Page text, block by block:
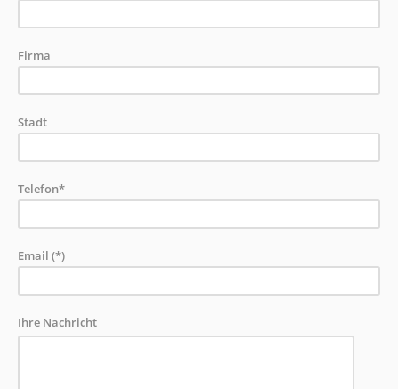
Firma
Stadt
Telefon*
Email (*)
Ihre Nachricht